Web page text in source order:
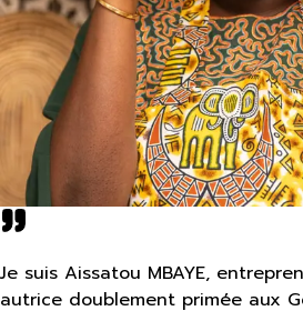
Je suis Aissatou MBAYE,
autrice doublement primée aux